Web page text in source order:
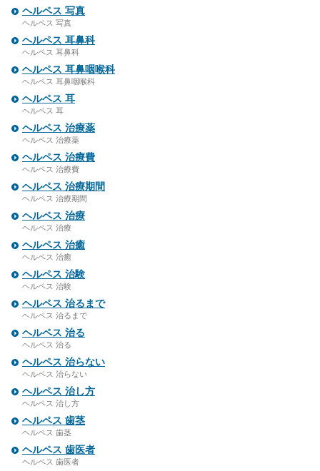
ヘルペス 写真
ヘルペス 写真
ヘルペス 耳鼻科
ヘルペス 耳鼻科
ヘルペス 耳鼻咽喉科
ヘルペス 耳鼻咽喉科
ヘルペス 耳
ヘルペス 耳
ヘルペス 治療薬
ヘルペス 治療薬
ヘルペス 治療費
ヘルペス 治療費
ヘルペス 治療期間
ヘルペス 治療期間
ヘルペス 治療
ヘルペス 治療
ヘルペス 治癒
ヘルペス 治癒
ヘルペス 治験
ヘルペス 治験
ヘルペス 治るまで
ヘルペス 治るまで
ヘルペス 治る
ヘルペス 治る
ヘルペス 治らない
ヘルペス 治らない
ヘルペス 治し方
ヘルペス 治し方
ヘルペス 歯茎
ヘルペス 歯茎
ヘルペス 歯医者
ヘルペス 歯医者